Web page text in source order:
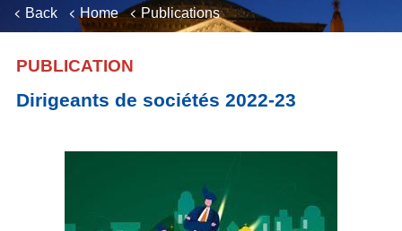
Back Home Publications
PUBLICATION
Dirigeants de sociétés 2022-23